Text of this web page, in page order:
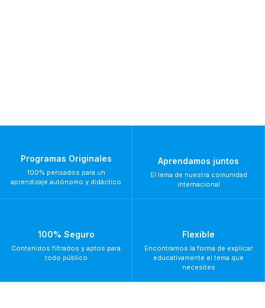
Programas Originales
100% pensados para un
aprendizaje autónomo y didáctico
Aprendamos juntos
El lema de nuestra comunidad
internacional
100% Seguro
Contenidos filtrados y aptos para
todo público
Flexible
Encontramos la forma de explicar
educativamente el tema que
necesites